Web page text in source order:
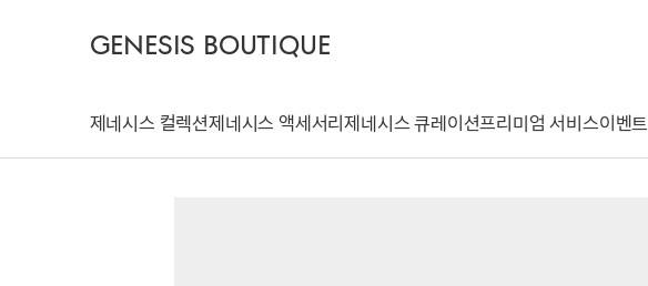
GENESIS BOUTIQUE
제네시스 컬렉션제네시스 액세서리제네시스 큐레이션프리미엄 서비스이벤트